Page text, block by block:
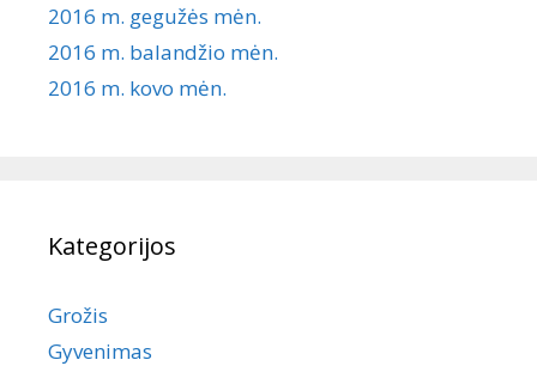
2016 m. gegužės mėn.
2016 m. balandžio mėn.
2016 m. kovo mėn.
Kategorijos
Grožis
Gyvenimas